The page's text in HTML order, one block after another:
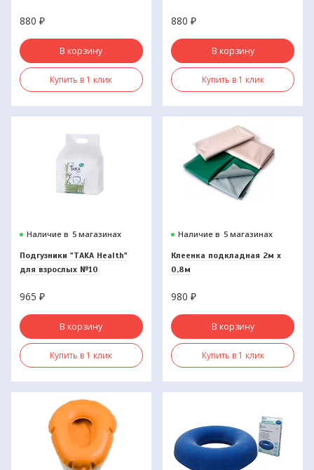
880 ₽
В корзину
Купить в 1 клик
880₽
В корзину
Купить в 1 клик
Наличие в 5 магазинах
Подгузники "TAKA Health"
для взрослых №10
965 ₽
В корзину
Купить в 1 клик
Наличие в 5 магазинах
Клеенка подкладная 2м х
0,8м
980₽
В корзину
Купить в 1 клик